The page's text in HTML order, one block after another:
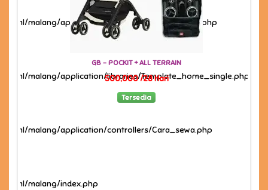
malang/application/views/home/cara_sewa.php
malang/application/libraries/Template_home_single.php
malang/application/controllers/Cara_sewa.php
malang/index.php
GB - POCKIT + ALL TERRAIN
500,000 /28 Hari
Tersedia